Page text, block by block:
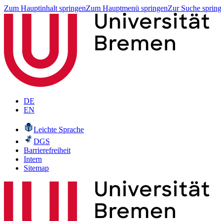
Zum Hauptinhalt springenZum Hauptmenü springenZur Suche
DE
EN
Leichte Sprache
DGS
Barrierefreiheit
Intern
Sitemap